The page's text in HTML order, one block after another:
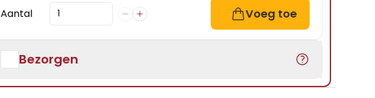
Aantal Voeg toe
Bezorgen